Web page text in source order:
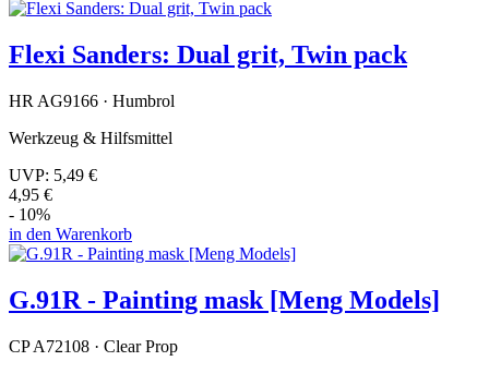
Flexi Sanders: Dual grit, Twin pack
HR AG9166 · Humbrol
Werkzeug & Hilfsmittel
UVP: 5,49 €
4,95 €
- 10%
in den Warenkorb
G.91R - Painting mask [Meng Models]
CP A72108 · Clear Prop